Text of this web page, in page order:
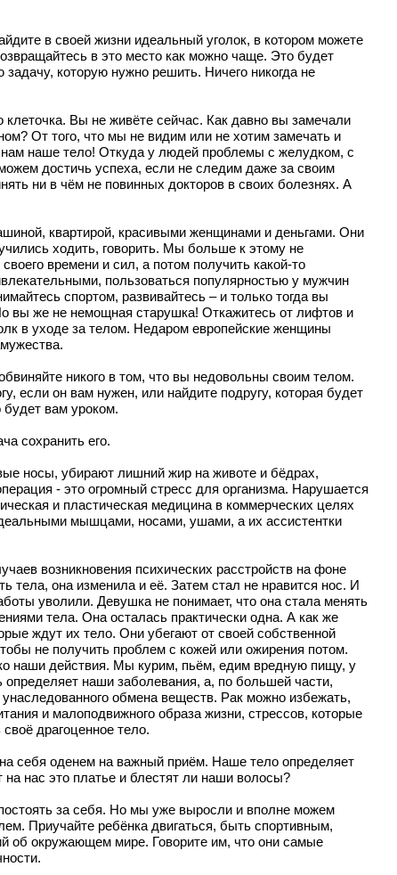
в своей жизни идеальный уголок, в котором можете
в это место как можно чаще. Это будет
которую нужно решить. Ничего никогда не
Вы не живёте сейчас. Как давно вы замечали
От того, что мы не видим или не хотим замечать и
наше тело! Откуда у людей проблемы с желудком, с
достичь успеха, если не следим даже за своим
ни в чём не повинных докторов в своих болезнях. А
квартирой, красивыми женщинами и деньгами. Они
ходить, говорить. Мы больше к этому не
времени и сил, а потом получить какой-то
пользоваться популярностью у мужчин
спортом, развивайтесь – и только тогда вы
вы же не немощная старушка! Откажитесь от лифтов и
в уходе за телом. Недаром европейские женщины
никого в том, что вы недовольны своим телом.
если он вам нужен, или найдите подругу, которая будет
будет вам уроком.
сохранить его.
носы, убирают лишний жир на животе и бёдрах,
- это огромный стресс для организма. Нарушается
и пластическая медицина в коммерческих целях
мышцами, носами, ушами, а их ассистентки
возникновения психических расстройств на фоне
тела, она изменила и её. Затем стал не нравится нос. И
уволили. Девушка не понимает, что она стала менять
тела. Она осталась практически одна. А как же
ждут их тело. Они убегают от своей собственной
не получить проблем с кожей или ожирения потом.
наши действия. Мы курим, пьём, едим вредную пищу, у
наши заболевания, а, по большей части,
обмена веществ. Рак можно избежать,
и малоподвижного образа жизни, стрессов, которые
драгоценное тело.
себя оденем на важный приём. Наше тело определяет
нас это платье и блестят ли наши волосы?
за себя. Но мы уже выросли и вполне можем
Приучайте ребёнка двигаться, быть спортивным,
об окружающем мире. Говорите им, что они самые